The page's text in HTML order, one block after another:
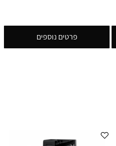
פרטים נוספים